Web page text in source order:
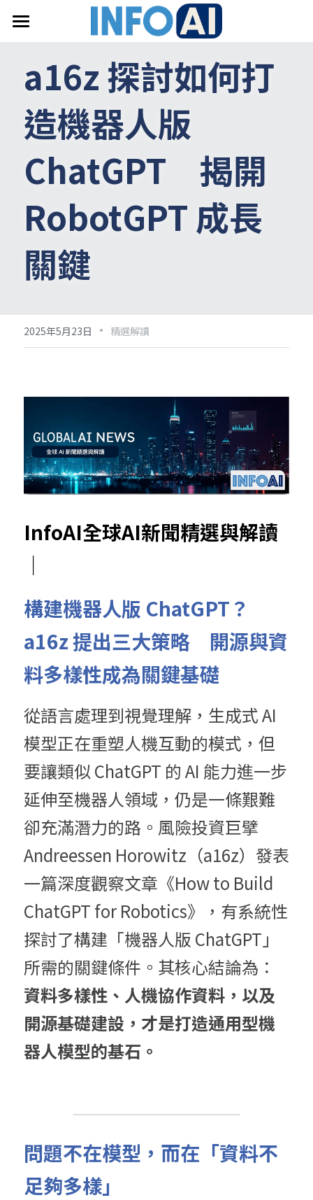
關於InfoAI
訂閱電子報
最新文章
搜索
email聯絡
a16z 探討如何打
造機器人版
ChatGPT　揭開
RobotGPT 成長
關鍵
2025年5月23日 · 精選解讀
InfoAI全球AI新聞精選與解讀
｜
構建機器人版 ChatGPT？
a16z 提出三大策略　開源與資
料多樣性成為關鍵基礎
從語言處理到視覺理解，生成式 AI
模型正在重塑人機互動的模式，但
要讓類似 ChatGPT 的 AI 能力進一步
延伸至機器人領域，仍是一條艱難
卻充滿潛力的路。風險投資巨擘
Andreessen Horowitz（a16z）發表
一篇深度觀察文章《How to Build
ChatGPT for Robotics》，有系統性
探討了構建「機器人版 ChatGPT」
所需的關鍵條件。其核心結論為：
資料多樣性、人機協作資料，以及
開源基礎建設，才是打造通用型機
器人模型的基石。
問題不在模型，而在「資料不
足夠多樣」